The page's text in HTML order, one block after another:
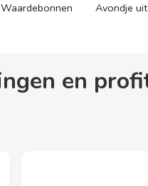
Waardebonnen Avondje uit